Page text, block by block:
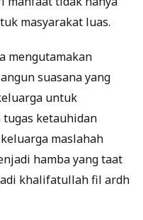
masyarakat luas.
mengutamakan
suasana yang
untuk
ketauhidan
maslahah
hamba yang taat
khalifatullah fil ardh